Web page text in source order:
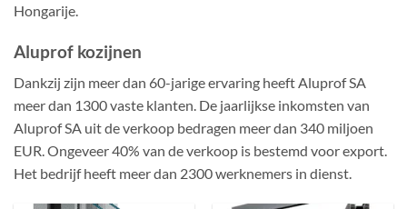
Hongarije.
Aluprof kozijnen
Dankzij zijn meer dan 60-jarige ervaring heeft Aluprof SA
meer dan 1300 vaste klanten. De jaarlijkse inkomsten van
Aluprof SA uit de verkoop bedragen meer dan 340 miljoen
EUR. Ongeveer 40% van de verkoop is bestemd voor export.
Het bedrijf heeft meer dan 2300 werknemers in dienst.